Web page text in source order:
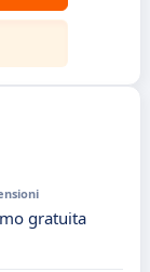
gratuita